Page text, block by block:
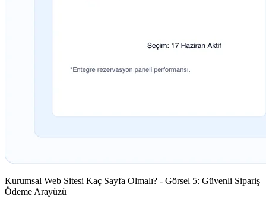
Kurumsal Web Sitesi Kaç Sayfa Olmalı? - Görsel 5: Güvenli Sipariş
Ödeme Arayüzü